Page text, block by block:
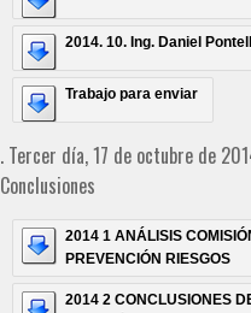
2014. 10. Ing. Daniel
Trabajo para enviar
. Tercer día, 17 de octubre de
Conclusiones
2014 1 ANÁLISIS
PREVENCIÓN RIESGOS
2014 2 CONCLUSIONES